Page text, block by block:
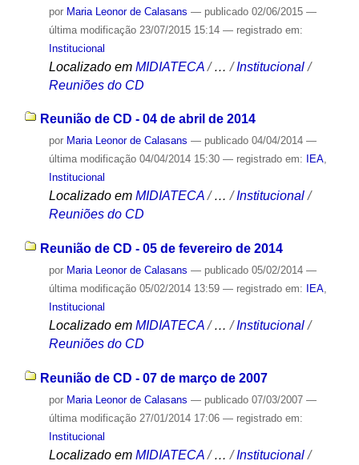
por Maria Leonor de Calasans — publicado02/06/2015 —
última modificação23/07/2015 15:14 — registrado em:
Institucional
Localizado em MIDIATECA /…/Institucional /
Reuniões do CD
Reunião de CD - 04 de abril de 2014
por Maria Leonor de Calasans — publicado04/04/2014 —
última modificação04/04/2014 15:30 — registrado em: IEA,
Institucional
Localizado em MIDIATECA /…/Institucional /
Reuniões do CD
Reunião de CD - 05 de fevereiro de 2014
por Maria Leonor de Calasans — publicado05/02/2014 —
última modificação05/02/2014 13:59 — registrado em: IEA,
Institucional
Localizado em MIDIATECA /…/Institucional /
Reuniões do CD
Reunião de CD - 07 de março de 2007
por Maria Leonor de Calasans — publicado07/03/2007 —
última modificação27/01/2014 17:06 — registrado em:
Institucional
Localizado em MIDIATECA /…/Institucional /